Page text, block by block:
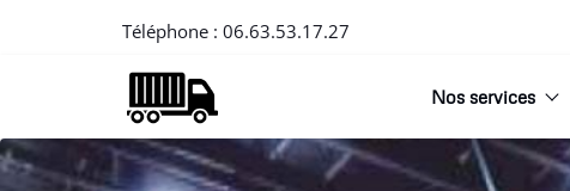
Téléphone : 06.63.53.17.27
Nos services